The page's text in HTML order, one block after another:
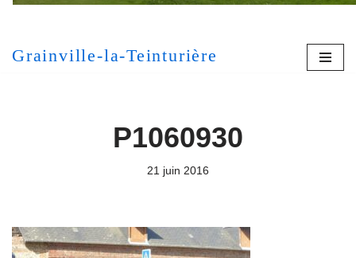
Grainville-la-Teinturière
P1060930
21 juin 2016